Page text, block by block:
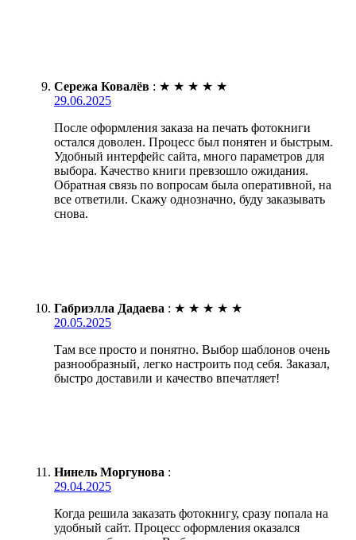
Сережа Ковалёв : ★ ★ ★ ★ ★
29.06.2025
После оформления заказа на печать фотокниги
остался доволен. Процесс был понятен и быстрым.
Удобный интерфейс сайта, много параметров для
выбора. Качество книги превзошло ожидания.
Обратная связь по вопросам была оперативной, на
все ответили. Скажу однозначно, буду заказывать
снова.
Габриэлла Дадаева : ★ ★ ★ ★ ★
20.05.2025
Там все просто и понятно. Выбор шаблонов очень
разнообразный, легко настроить под себя. Заказал,
быстро доставили и качество впечатляет!
Нинель Моргунова :
29.04.2025
Когда решила заказать фотокнигу, сразу попала на
удобный сайт. Процесс оформления оказался